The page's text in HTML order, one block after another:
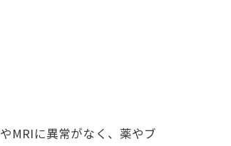
MRIに異常がなく、薬やブ